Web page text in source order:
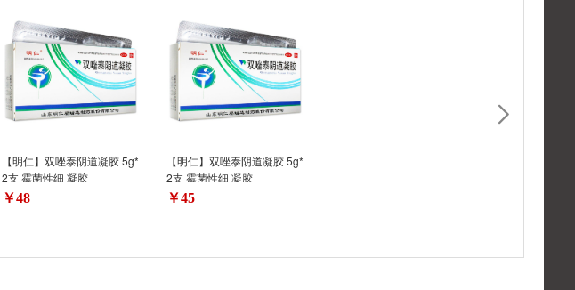
【明仁】双唑泰阴道凝胶 5g*
2支 霉菌性细 凝胶
￥48
【明仁】双唑泰阴道凝胶 5g*
2支 霉菌性细 凝胶
￥45